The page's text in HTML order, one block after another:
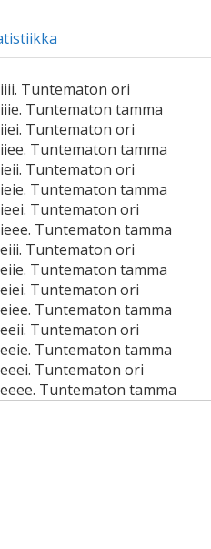
iiii. Tuntematon ori
iiie. Tuntematon tamma
iiei. Tuntematon ori
iiee. Tuntematon tamma
ieii. Tuntematon ori
ieie. Tuntematon tamma
ieei. Tuntematon ori
ieee. Tuntematon tamma
eiii. Tuntematon ori
eiie. Tuntematon tamma
eiei. Tuntematon ori
eiee. Tuntematon tamma
eeii. Tuntematon ori
eeie. Tuntematon tamma
eeei. Tuntematon ori
eeee. Tuntematon tamma